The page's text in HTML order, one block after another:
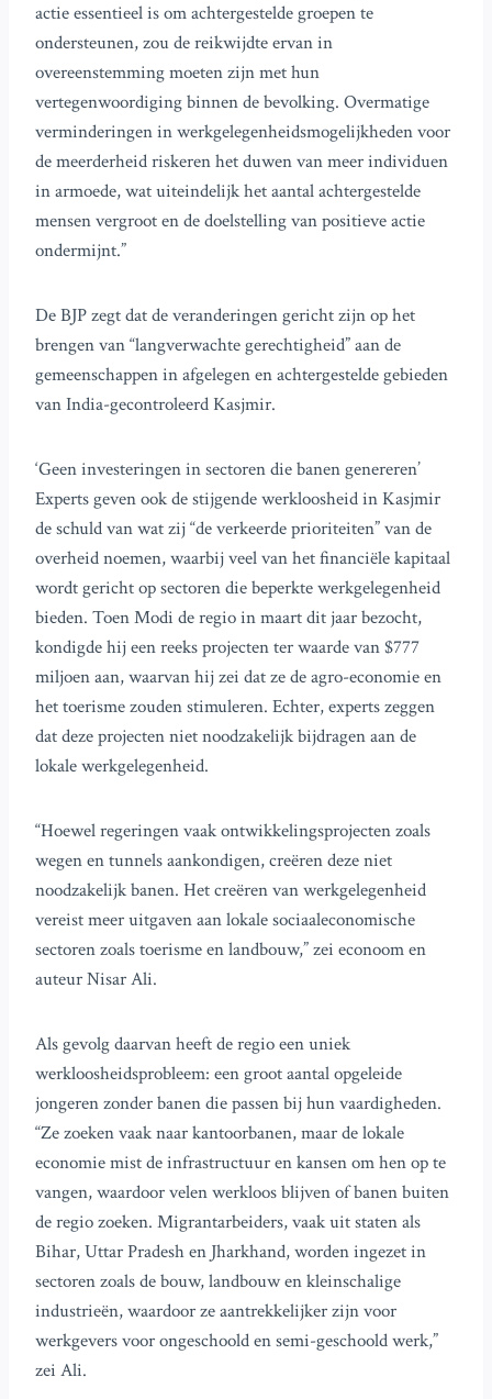
actie essentieel is om achtergestelde groepen te
ondersteunen, zou de reikwijdte ervan in
overeenstemming moeten zijn met hun
vertegenwoordiging binnen de bevolking. Overmatige
verminderingen in werkgelegenheidsmogelijkheden voor
de meerderheid riskeren het duwen van meer individuen
in armoede, wat uiteindelijk het aantal achtergestelde
mensen vergroot en de doelstelling van positieve actie
ondermijnt.”
De BJP zegt dat de veranderingen gericht zijn op het
brengen van “langverwachte gerechtigheid” aan de
gemeenschappen in afgelegen en achtergestelde gebieden
van India-gecontroleerd Kasjmir.
‘Geen investeringen in sectoren die banen genereren’
Experts geven ook de stijgende werkloosheid in Kasjmir
de schuld van wat zij “de verkeerde prioriteiten” van de
overheid noemen, waarbij veel van het financiële kapitaal
wordt gericht op sectoren die beperkte werkgelegenheid
bieden. Toen Modi de regio in maart dit jaar bezocht,
kondigde hij een reeks projecten ter waarde van $777
miljoen aan, waarvan hij zei dat ze de agro-economie en
het toerisme zouden stimuleren. Echter, experts zeggen
dat deze projecten niet noodzakelijk bijdragen aan de
lokale werkgelegenheid.
“Hoewel regeringen vaak ontwikkelingsprojecten zoals
wegen en tunnels aankondigen, creëren deze niet
noodzakelijk banen. Het creëren van werkgelegenheid
vereist meer uitgaven aan lokale sociaaleconomische
sectoren zoals toerisme en landbouw,” zei econoom en
auteur Nisar Ali.
Als gevolg daarvan heeft de regio een uniek
werkloosheidsprobleem: een groot aantal opgeleide
jongeren zonder banen die passen bij hun vaardigheden.
“Ze zoeken vaak naar kantoorbanen, maar de lokale
economie mist de infrastructuur en kansen om hen op te
vangen, waardoor velen werkloos blijven of banen buiten
de regio zoeken. Migrantarbeiders, vaak uit staten als
Bihar, Uttar Pradesh en Jharkhand, worden ingezet in
sectoren zoals de bouw, landbouw en kleinschalige
industrieën, waardoor ze aantrekkelijker zijn voor
werkgevers voor ongeschoold en semi-geschoold werk,”
zei Ali.